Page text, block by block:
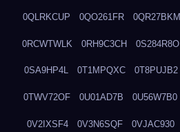
0QLRKCUP 0QO261FR 0QR27BKM
0RCWTWLK 0RH9C3CH 0S284R8O
0SA9HP4L 0T1MPQXC 0T8PUJB2
0TWV72OF 0U01AD7B 0U56W7B0
0V2IXSF4 0V3N6SQF 0VJAC930